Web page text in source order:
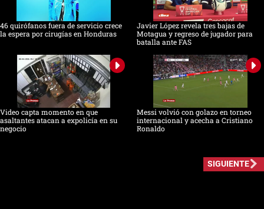
46 quirófanos fuera de servicio crece
la espera por cirugías en Honduras
Javier López revela tres bajas de
Motagua y regreso de jugador para
batalla ante FAS
Video capta momento en que
asaltantes atacan a expolicía en su
negocio
Messi volvió con golazo en torneo
internacional y acecha a Cristiano
Ronaldo
SIGUIENTE